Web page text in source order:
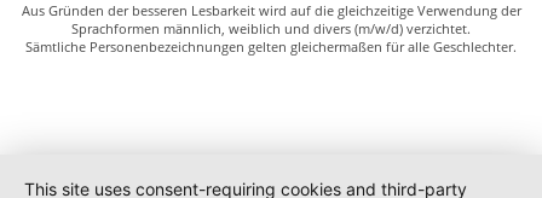
Aus Gründen der besseren Lesbarkeit wird auf die gleichzeitige Verwendung der
Sprachformen männlich, weiblich und divers (m/w/d) verzichtet.
Sämtliche Personenbezeichnungen gelten gleichermaßen für alle Geschlechter.
This site uses consent-requiring cookies and third-party